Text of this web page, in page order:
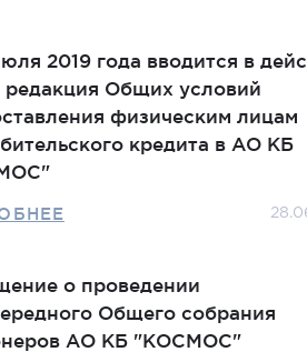
2019 года вводится в
редакция Общих условий
физическим лицам
кредита в АО КБ
о проведении
Общего собрания
АО КБ "КОСМОС"